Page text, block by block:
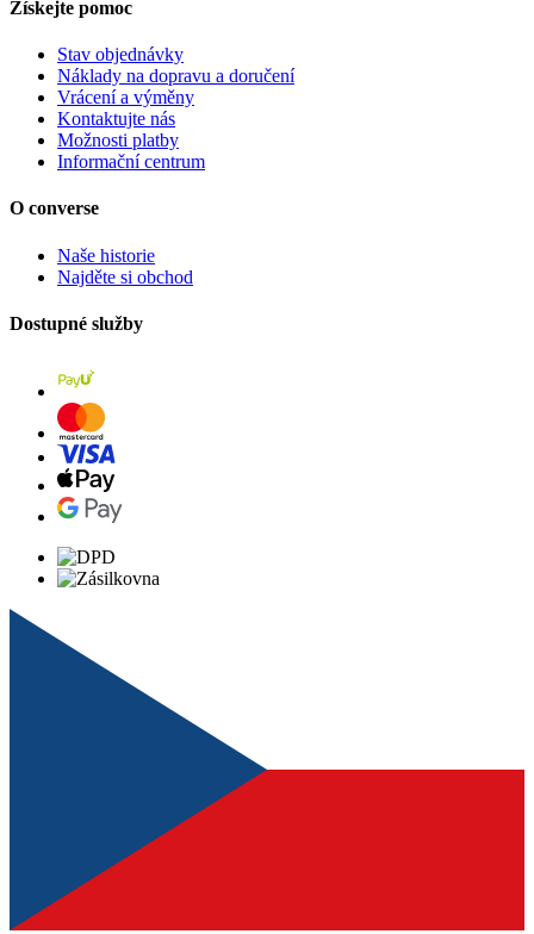
Získejte pomoc
Stav objednávky
Náklady na dopravu a doručení
Vrácení a výměny
Kontaktujte nás
Možnosti platby
Informační centrum
O converse
Naše historie
Najděte si obchod
Dostupné služby